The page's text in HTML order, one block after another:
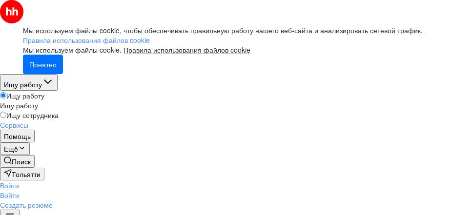
Мы используем файлы cookie, чтобы обеспечивать правильную работу нашего веб-сайта и анализировать сетевой трафик.
Правила использования файлов cookie
Мы используем файлы cookie. Правила использования файлов cookie
Понятно
Ищу работу
Ищу работу
Ищу работу
Ищу сотрудника
Сервисы
Помощь
Ещё
Поиск
Тольятти
Войти
Войти
Создать резюме